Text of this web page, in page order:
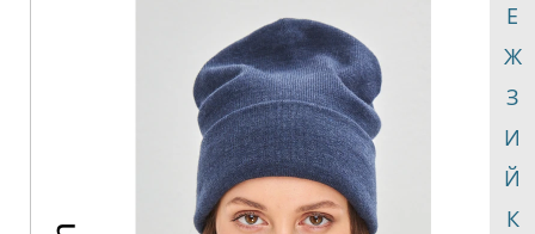
Е
Ж
З
И
Й
К